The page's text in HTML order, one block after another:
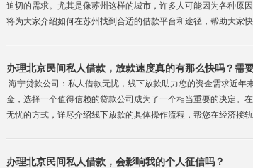
迫切的需求。尤其是像苏州这样的城市，许多人可能因为各种原
将为大家介绍如何在苏州找到合适的借款平台和途径，帮助大家
办理北京民间私人借款，放款速度真的有那么快吗？需
海宁贷款公司：私人借款无忧，线下放款助力您的资金需求近
金，选择一个值得信赖的贷款公司成为了一个相当重要的决定。
无忧的方式，详尽介绍线下放款的具体操作流程，帮您在经济接
办理北京民间私人借款，会影响我的个人征信吗？